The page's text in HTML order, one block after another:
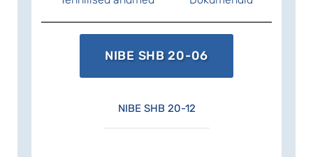
NIBE SHB 20-06
NIBE SHB 20-12